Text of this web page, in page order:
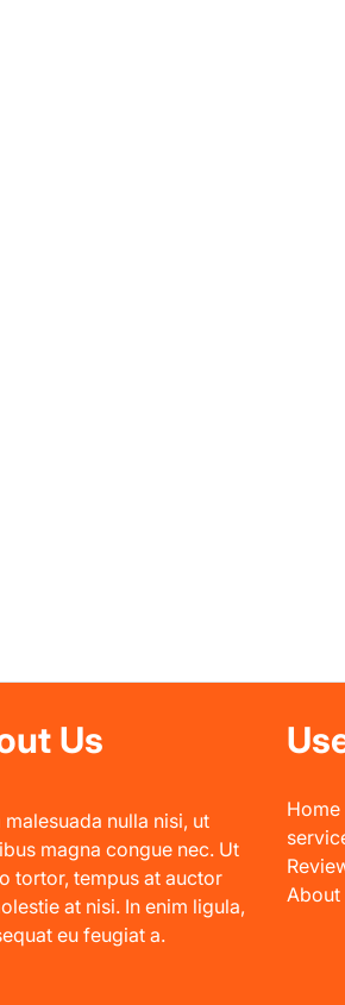
Us
malesuada nulla nisi, ut
magna congue nec. Ut
tortor, tempus at auctor
at nisi. In enim ligula,
eu feugiat a.
Home
About